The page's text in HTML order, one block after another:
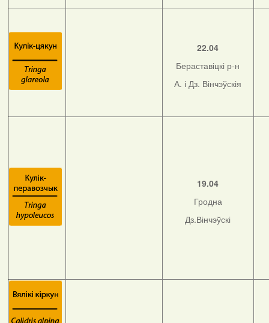
22.04
Бераставіцкі р-н
А. і Дз. Вінчэўскія
19.04
Гродна
Дз.Вінчэўскі